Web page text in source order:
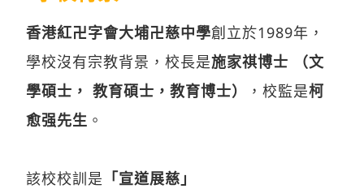
香港紅卍字會大埔卍慈中學創立於1989年，
學校沒有宗教背景，校長是施家祺博士 （文
學碩士， 教育碩士，教育博士）
，校監是柯
愈强先生 。
該校校訓是 「宣道展慈」